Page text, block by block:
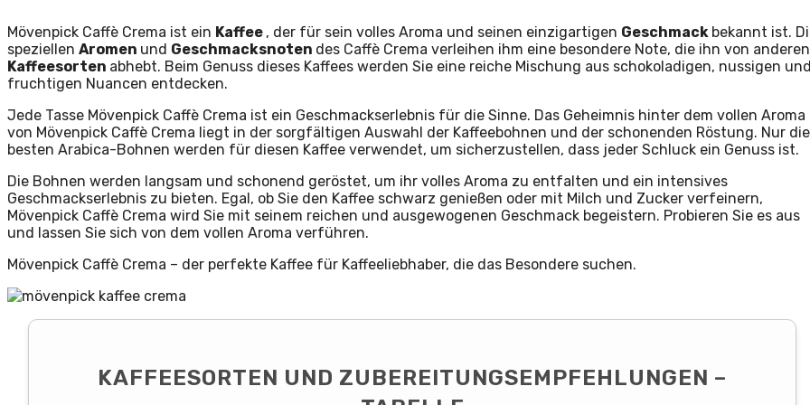
Mövenpick Caffè Crema ist ein Kaffee , der für sein volles Aroma und seinen einzigartigen Geschmack bekannt ist.
speziellen Aromen und Geschmacksnoten des Caffè Crema verleihen ihm eine besondere Note, die ihn von anderen
Kaffeesorten abhebt. Beim Genuss dieses Kaffees werden Sie eine reiche Mischung aus schokoladigen, nussigen
fruchtigen Nuancen entdecken.
Jede Tasse Mövenpick Caffè Crema ist ein Geschmackserlebnis für die Sinne. Das Geheimnis hinter dem vollen Aroma
von Mövenpick Caffè Crema liegt in der sorgfältigen Auswahl der Kaffeebohnen und der schonenden Röstung. Nur die
besten Arabica-Bohnen werden für diesen Kaffee verwendet, um sicherzustellen, dass jeder Schluck ein Genuss ist.
Die Bohnen werden langsam und schonend geröstet, um ihr volles Aroma zu entfalten und ein intensives
Geschmackserlebnis zu bieten. Egal, ob Sie den Kaffee schwarz genießen oder mit Milch und Zucker verfeinern,
Mövenpick Caffè Crema wird Sie mit seinem reichen und ausgewogenen Geschmack begeistern. Probieren Sie es aus
und lassen Sie sich von dem vollen Aroma verführen.
Mövenpick Caffè Crema – der perfekte Kaffee für Kaffeeliebhaber, die das Besondere suchen.
KAFFEESORTEN UND ZUBEREITUNGSEMPFEHLUNGEN –